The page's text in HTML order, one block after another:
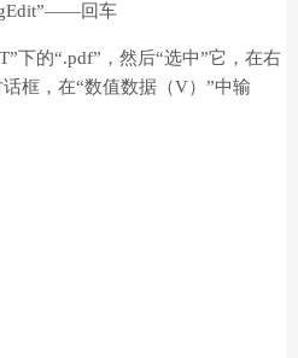
回车
下的“.pdf”，然后“选中”它，在右
框，在“数值数据（V）”中输